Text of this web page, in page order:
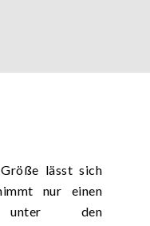
lässt sich
nur einen
unter den